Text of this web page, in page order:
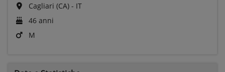
Cagliari (CA) - IT
46 anni
M